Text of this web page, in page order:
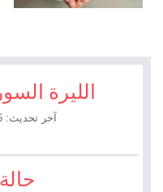
الليرة
آخر تحديث: 2026-08-08 21:38:58